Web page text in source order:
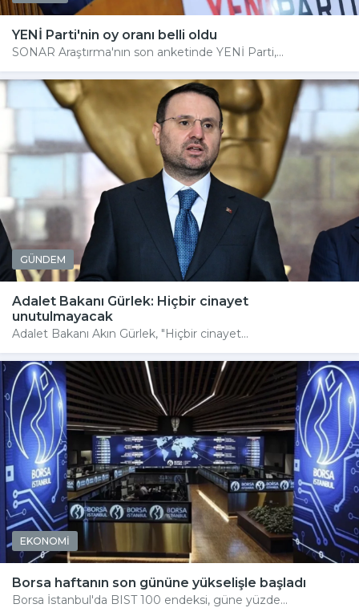
YENİ Parti'nin oy oranı belli oldu
SONAR Araştırma'nın son anketinde YENİ Parti,...
GÜNDEM
Adalet Bakanı Gürlek: Hiçbir cinayet
unutulmayacak
Adalet Bakanı Akın Gürlek, "Hiçbir cinayet...
EKONOMİ
Borsa haftanın son gününe yükselişle başladı
Borsa İstanbul'da BIST 100 endeksi, güne yüzde...